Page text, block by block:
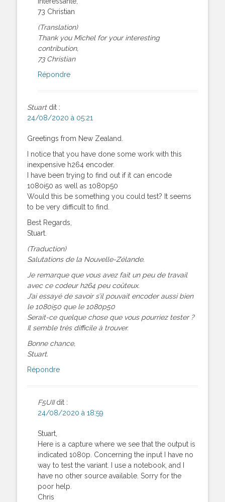
73 Christian
(Translation)
Thank you Michel for your interesting
contribution,
73 Christian
Répondre
Stuart dit :
24/08/2020 à 05:21
Greetings from New Zealand.
I notice that you have done some work with this
inexpensive h264 encoder.
I have been trying to find out if it can encode
1080i50 as well as 1080p50
Would this be something you could test? It seems
to be very difficult to find.
Best Regards,
Stuart.
(Traduction)
Salutations de la Nouvelle-Zélande.
Je remarque que vous avez fait un peu de travail
avec ce codeur h264 peu coûteux.
J’ai essayé de savoir s’il pouvait encoder aussi bien
le 1080i50 que le 1080p50
Serait-ce quelque chose que vous pourriez tester ?
Il semble très difficile à trouver.
Bonne chance,
Stuart.
Répondre
F5UII dit :
24/08/2020 à 18:59
Stuart,
Here is a capture where we see that the output is
indicated 1080p. Concerning the input I have no
way to test the variant. I use a notebook, and I
have no other source available. Sorry for the
poor help.
Chris